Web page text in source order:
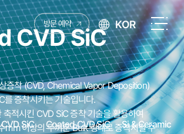
방문 예약 KOR
전
체
메
뉴
열
기
CVD SiC
증착 (CVD, Chemical Vapor Deposition)
를 증착시키는 기술입니다.
축적시킨 CVD SiC 증착 기술을 활용하여
mm 이상의 두꺼운 Bulk 형태로 증착시킬 수
SiC Coated CVD SiC Si & Ceramic